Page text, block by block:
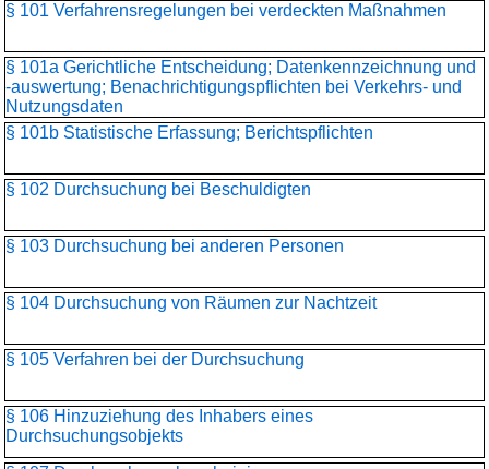
§ 101 Verfahrensregelungen bei verdeckten Maßnahmen
§ 101a Gerichtliche Entscheidung; Datenkennzeichnung und
-auswertung; Benachrichtigungspflichten bei Verkehrs- und
Nutzungsdaten
§ 101b Statistische Erfassung; Berichtspflichten
§ 102 Durchsuchung bei Beschuldigten
§ 103 Durchsuchung bei anderen Personen
§ 104 Durchsuchung von Räumen zur Nachtzeit
§ 105 Verfahren bei der Durchsuchung
§ 106 Hinzuziehung des Inhabers eines
Durchsuchungsobjekts